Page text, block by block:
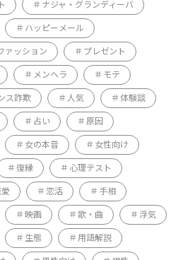
ナジャ・グランディーバ
ハッピーメール
ァッション プレゼント
メンヘラ モテ
ス詐欺 人気 体験談
占い 原因
女の本音 女性向け
復縁 心理テスト
愛 恋活 手相
映画 歌・曲 浮気
生態 用語解説